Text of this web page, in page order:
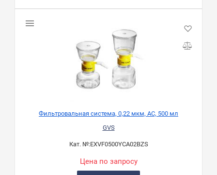
Фильтровальная система, 0,22 мкм, AC, 500 мл
GVS
Кат. №:EXVF0500YCA02BZS
Цена по запросу